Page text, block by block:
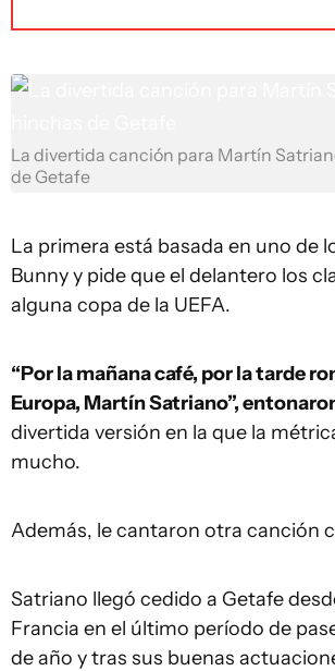
La divertida canción para Martín
de Getafe
La primera está basada en uno de
Bunny y pide que el delantero los
alguna copa de la UEFA.
“Por la mañana café, por la tarde
Europa, Martín Satriano”,
divertida versión en la que la
mucho.
Además, le cantaron otra canción
Satriano llegó cedido a Getafe
Francia en el último período de
de año y tras sus buenas